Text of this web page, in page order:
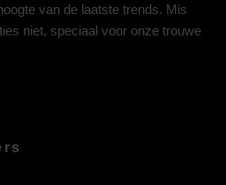
van de laatste trends. Mis
niet, speciaal voor onze trouwe